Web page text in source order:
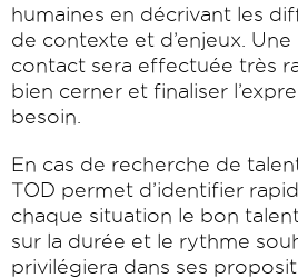
humaines en décrivant les
de contexte et d’enjeux.
contact sera effectuée très
bien cerner et finaliser
besoin.
En cas de recherche de
TOD permet d’identifier
chaque situation le bon
sur la durée et le rythme
privilégiera dans ses